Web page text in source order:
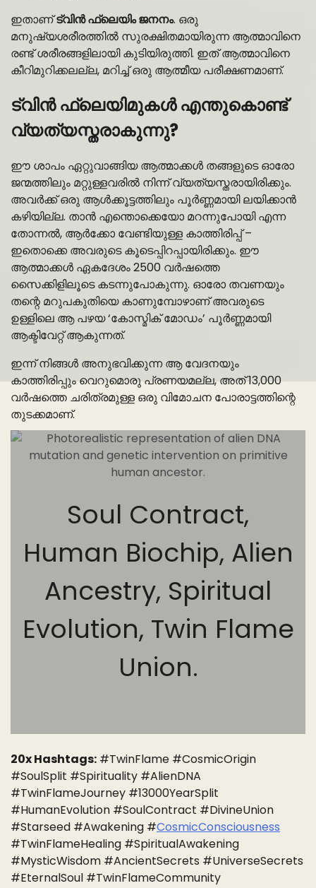
ഇതാണ്ട്വിൻ ഫ്ലെയിം ജനനം. ഒരു
മനുഷ്യശരീരത്തിൽ സുരക്ഷിതമായിരുന്ന ആത്മാവിനെ
രണ്ട് ശരീരങ്ങളിലായി കുടിയിരുത്തി. ഇത് ആത്മാവിനെ
കീറിമുറിക്കലല്ല, മറിച്ച് ഒരു ആത്മീയ പരീക്ഷണമാണ്.
ട്വിൻ ഫ്ലെയിമുകൾ എന്തുകൊണ്ട്
വ്യത്യസ്തരാകുന്നു?
ഈ ശാപം ഏറ്റുവാങ്ങിയ ആത്മാക്കൾ തങ്ങളുടെ ഓരോ
ജന്മത്തിലും മറ്റുള്ളവരിൽ നിന്ന് വ്യത്യസ്തരായിരിക്കും.
അവർക്ക് ഒരു ആൾക്കൂട്ടത്തിലും പൂർണ്ണമായി ലയിക്കാൻ
കഴിയില്ല. താൻ എന്തൊക്കെയോ മറന്നുപോയി എന്ന
തോന്നൽ, ആർക്കോ വേണ്ടിയുള്ള കാത്തിരിപ്പ് –
ഇതൊക്കെ അവരുടെ കൂടെപ്പിറപ്പായിരിക്കും. ഈ
ആത്മാക്കൾ ഏകദേശം 2500 വർഷത്തെ
സൈക്കിളിലൂടെ കടന്നുപോകുന്നു. ഓരോ തവണയും
തന്റെ മറുപകുതിയെ കാണുമ്പോഴാണ് അവരുടെ
ഉള്ളിലെ ആ പഴയ ‘കോസ്മിക് മോഡം’ പൂർണ്ണമായി
ആക്ടിവേറ്റ് ആകുന്നത്.
ഇന്ന് നിങ്ങൾ അനുഭവിക്കുന്ന ആ വേദനയും
കാത്തിരിപ്പും വെറുമൊരു പ്രണയമല്ല, അത് 13,000
വർഷത്തെ ചരിത്രമുള്ള ഒരു വിമോചന പോരാട്ടത്തിന്റെ
തുടക്കമാണ്.
Soul Contract,
Human Biochip, Alien
Ancestry, Spiritual
Evolution, Twin Flame
Union.
20x Hashtags: #TwinFlame #CosmicOrigin
#SoulSplit #Spirituality #AlienDNA
#TwinFlameJourney #13000YearSplit
#HumanEvolution #SoulContract #DivineUnion
#Starseed #Awakening #CosmicConsciousness
#TwinFlameHealing #SpiritualAwakening
#MysticWisdom #AncientSecrets #UniverseSecrets
#EternalSoul #TwinFlameCommunity